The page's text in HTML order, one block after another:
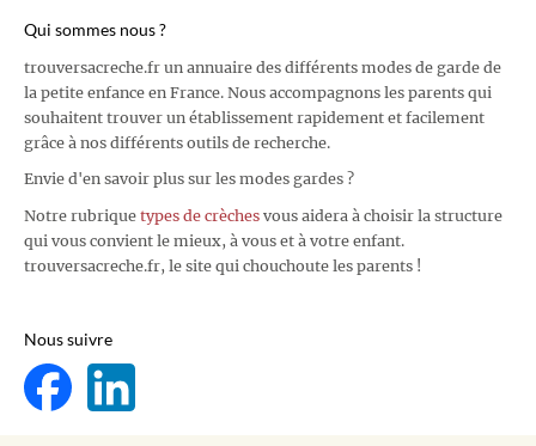
Qui sommes nous ?
trouversacreche.fr un annuaire des différents modes de garde de
la petite enfance en France. Nous accompagnons les parents qui
souhaitent trouver un établissement rapidement et facilement
grâce à nos différents outils de recherche.
Envie d'en savoir plus sur les modes gardes ?
Notre rubrique types de crèches vous aidera à choisir la structure
qui vous convient le mieux, à vous et à votre enfant.
trouversacreche.fr, le site qui chouchoute les parents !
Nous suivre